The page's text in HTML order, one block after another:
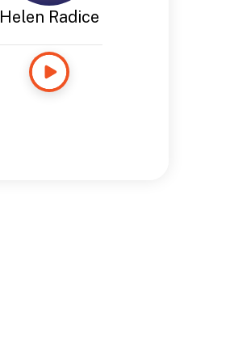
Helen Radice